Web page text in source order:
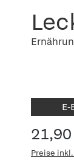
E-
Preise